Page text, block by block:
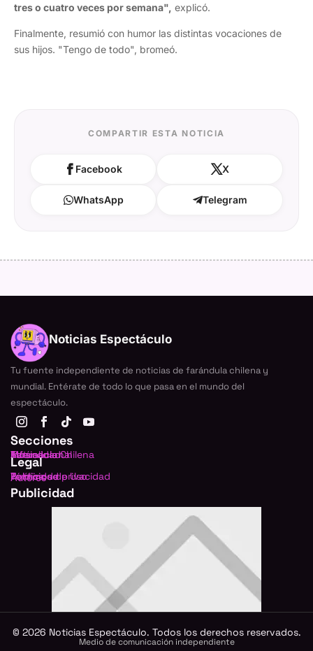
tres o cuatro veces por semana", explicó.
Finalmente, resumió con humor las distintas vocaciones de
sus hijos. "Tengo de todo", bromeó.
COMPARTIR ESTA NOTICIA
Facebook X
WhatsApp Telegram
Noticias Espectáculo
Tu fuente independiente de noticias de farándula chilena y
mundial. Entérate de todo lo que pasa en el mundo del
espectáculo.
Secciones
Farándula Chilena
Internacional
TV
Música
Actualidad
Legal
Política de privacidad
Términos de Uso
Publicidad
Autores
Publicidad
© 2026 Noticias Espectáculo. Todos los derechos reservados.
Medio de comunicación independiente